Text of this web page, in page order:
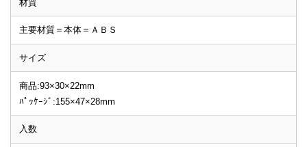
材質
主要材質＝本体＝ＡＢＳ
サイズ
商品:93×30×22mm
ﾊﾟｯｹｰｼﾞ:155×47×28mm
入数